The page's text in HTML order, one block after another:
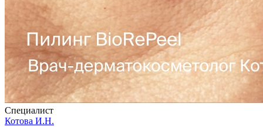
Специалист
Котова И.Н.